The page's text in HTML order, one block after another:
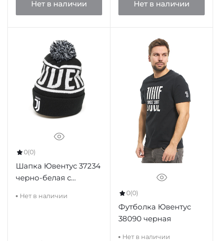
Нет в наличии
Нет в наличии
0(0)
Шапка Ювентус 37234
черно-белая с
Нет в наличии 0(0)
Футболка Ювентус
38090 черная
Нет в наличии